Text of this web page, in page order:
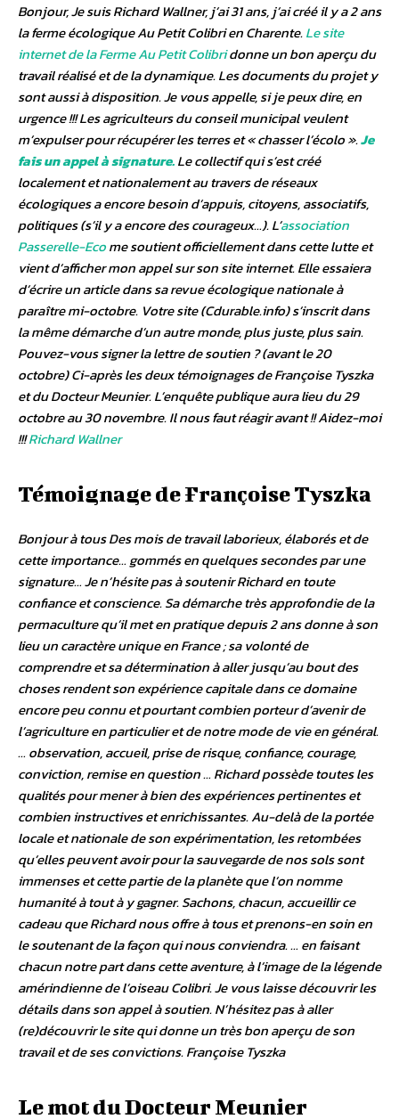
Bonjour, Je suis Richard Wallner, j’ai 31 ans, j’ai créé il y a 2 ans
la ferme écologique Au Petit Colibri en Charente.Le site
internet de la Ferme Au Petit Colibridonne un bon aperçu du
travail réalisé et de la dynamique. Les documents du projet y
sont aussi à disposition. Je vous appelle, si je peux dire, en
urgence !!! Les agriculteurs du conseil municipal veulent
m’expulser pour récupérer les terres et « chasser l’écolo ».Je
fais un appel à signature.Le collectif qui s’est créé
localement et nationalement au travers de réseaux
écologiques a encore besoin d’appuis, citoyens, associatifs,
politiques (s’il y a encore des courageux…). L’association
Passerelle-Ecome soutient officiellement dans cette lutte et
vient d’afficher mon appel sur son site internet. Elle essaiera
d’écrire un article dans sa revue écologique nationale à
paraître mi-octobre. Votre site (Cdurable.info) s’inscrit dans
la même démarche d’un autre monde, plus juste, plus sain.
Pouvez-vous signer la lettre de soutien ? (avant le 20
octobre) Ci-après les deux témoignages de Françoise Tyszka
et du Docteur Meunier. L’enquête publique aura lieu du 29
octobre au 30 novembre. Il nous faut réagir avant !! Aidez-moi
!!!Richard Wallner
Témoignage de Françoise Tyszka
Bonjour à tous Des mois de travail laborieux, élaborés et de
cette importance… gommés en quelques secondes par une
signature… Je n’hésite pas à soutenir Richard en toute
confiance et conscience. Sa démarche très approfondie de la
permaculture qu’il met en pratique depuis 2 ans donne à son
lieu un caractère unique en France ; sa volonté de
comprendre et sa détermination à aller jusqu’au bout des
choses rendent son expérience capitale dans ce domaine
encore peu connu et pourtant combien porteur d’avenir de
l’agriculture en particulier et de notre mode de vie en général.
… observation, accueil, prise de risque, confiance, courage,
conviction, remise en question … Richard possède toutes les
qualités pour mener à bien des expériences pertinentes et
combien instructives et enrichissantes. Au-delà de la portée
locale et nationale de son expérimentation, les retombées
qu’elles peuvent avoir pour la sauvegarde de nos sols sont
immenses et cette partie de la planète que l’on nomme
humanité à tout à y gagner. Sachons, chacun, accueillir ce
cadeau que Richard nous offre à tous et prenons-en soin en
le soutenant de la façon qui nous conviendra. … en faisant
chacun notre part dans cette aventure, à l’image de la légende
amérindienne de l’oiseau Colibri. Je vous laisse découvrir les
détails dans son appel à soutien. N’hésitez pas à aller
(re)découvrir le site qui donne un très bon aperçu de son
travail et de ses convictions. Françoise Tyszka
Le mot du Docteur Meunier